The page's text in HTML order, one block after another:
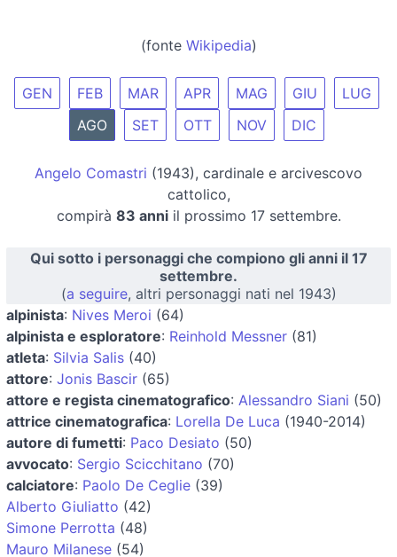
(fonte Wikipedia)
GEN FEB MAR APR MAG GIU
LUG
AGO
SET OTT NOV DIC
Angelo Comastri (1943), cardinale e arcivescovo
cattolico,
compirà 83 anniil prossimo 17 settembre.
Qui sotto i personaggi che compiono gli anni il 17
settembre.
(a seguire, altri personaggi nati nel 1943)
alpinista: Nives Meroi (64)
alpinista e esploratore: Reinhold Messner (81)
atleta: Silvia Salis (40)
attore: Jonis Bascir (65)
attore e regista cinematografico: Alessandro Siani (50)
attrice cinematografica: Lorella De Luca (1940-2014)
autore di fumetti: Paco Desiato (50)
avvocato: Sergio Scicchitano (70)
calciatore: Paolo De Ceglie (39)
Alberto Giuliatto (42)
Simone Perrotta (48)
Mauro Milanese (54)